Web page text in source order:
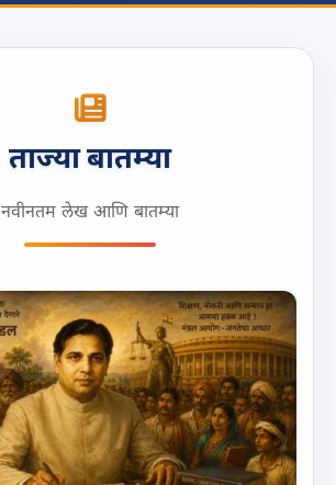
ताज्या बातम्या
नवीनतम लेख आणि बातम्या